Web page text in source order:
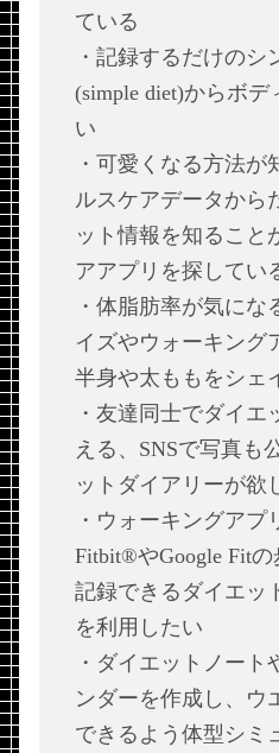
ている
・記録するだけのシ
(simple diet)からボ
い
・可愛くなる方法が
ルスケアデータから
ット情報を知ること
アアプリを探してい
・体脂肪率が気にな
イズやウォーキング
半身や太ももをシェ
・友達同士でダイエ
える、SNSで写真も
ットダイアリーが欲
・ウォーキングアプ
Fitbit®やGoogle Fit
記録できるダイエッ
を利用したい
・ダイエットノート
ンダーを作成し、ウ
できるよう体型シミ